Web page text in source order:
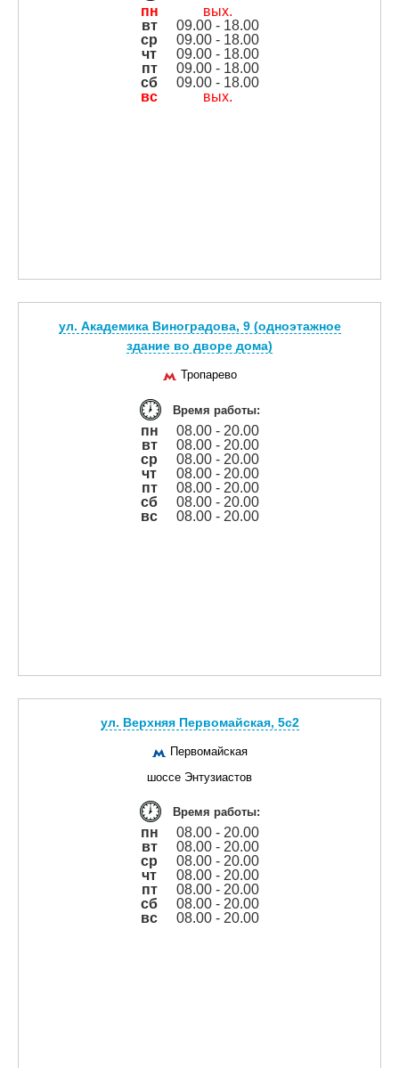
пн
вых.
вт
09.00 - 18.00
ср
09.00 - 18.00
чт
09.00 - 18.00
пт
09.00 - 18.00
сб
09.00 - 18.00
вс
вых.
ул. Академика Виноградова, 9 (одноэтажное
здание во дворе дома)
Тропарево
Время работы:
пн
08.00 - 20.00
вт
08.00 - 20.00
ср
08.00 - 20.00
чт
08.00 - 20.00
пт
08.00 - 20.00
сб
08.00 - 20.00
вс
08.00 - 20.00
ул. Верхняя Первомайская, 5с2
Первомайская
шоссе Энтузиастов
Время работы:
пн
08.00 - 20.00
вт
08.00 - 20.00
ср
08.00 - 20.00
чт
08.00 - 20.00
пт
08.00 - 20.00
сб
08.00 - 20.00
вс
08.00 - 20.00